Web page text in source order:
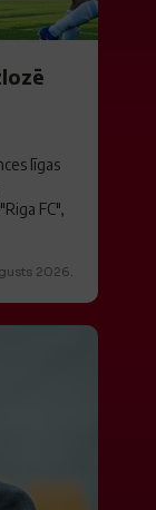
līgas
FC",
2026.